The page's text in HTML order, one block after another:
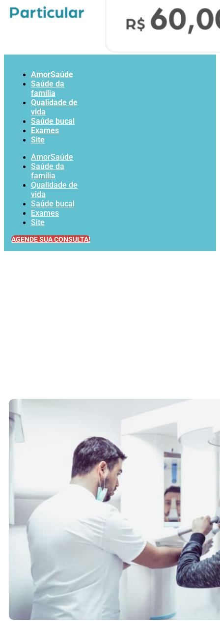
AmorSaúde
Saúde da
família
Qualidade de
vida
Saúde bucal
Exames
Site
AmorSaúde
Saúde da
família
Qualidade de
vida
Saúde bucal
Exames
Site
AGENDE SUA CONSULTA!